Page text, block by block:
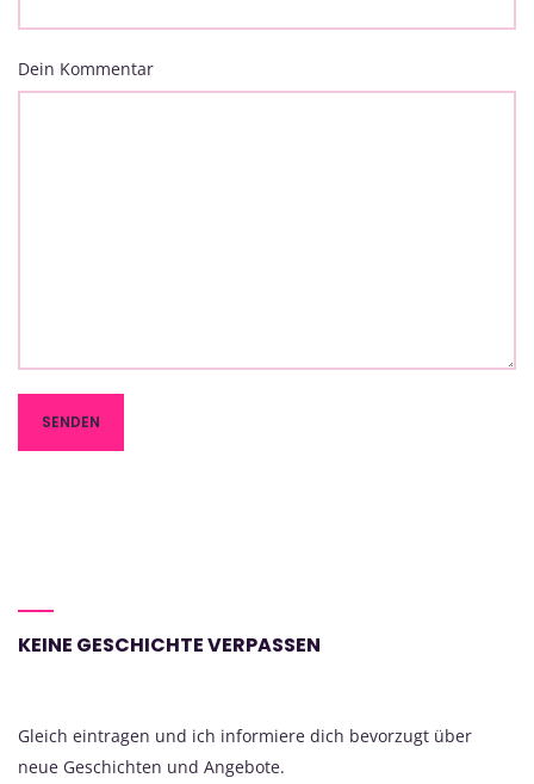
Dein Kommentar
KEINE GESCHICHTE VERPASSEN
Gleich eintragen und ich informiere dich bevorzugt über
neue Geschichten und Angebote.